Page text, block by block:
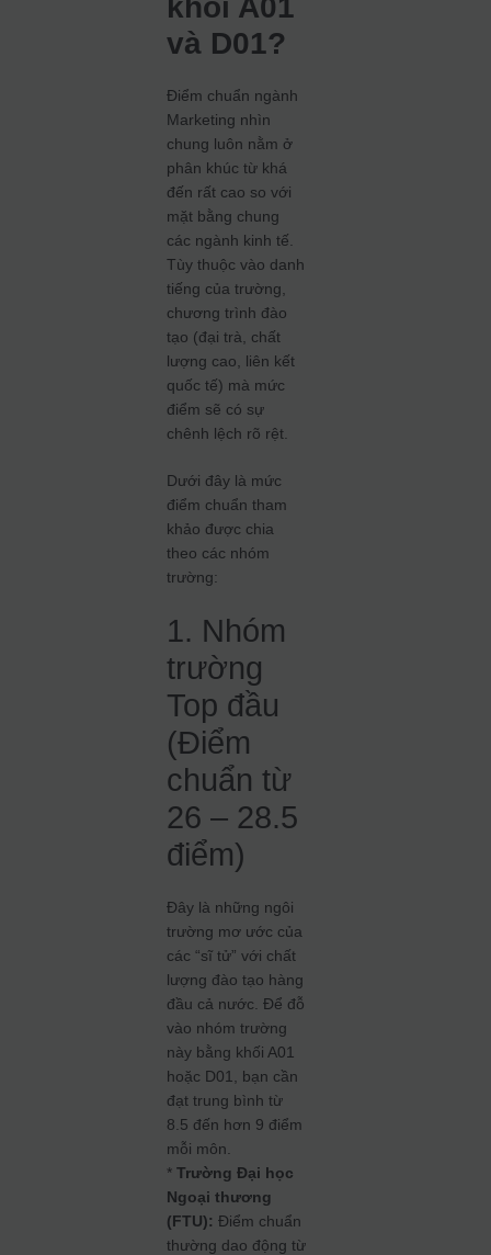
khối A01
và D01?
Điểm chuẩn ngành
Marketing nhìn
chung luôn nằm ở
phân khúc từ khá
đến rất cao so với
mặt bằng chung
các ngành kinh tế.
Tùy thuộc vào danh
tiếng của trường,
chương trình đào
tạo (đại trà, chất
lượng cao, liên kết
quốc tế) mà mức
điểm sẽ có sự
chênh lệch rõ rệt.
Dưới đây là mức
điểm chuẩn tham
khảo được chia
theo các nhóm
trường:
1. Nhóm
trường
Top đầu
(Điểm
chuẩn từ
26 – 28.5
điểm)
Đây là những ngôi
trường mơ ước của
các “sĩ tử” với chất
lượng đào tạo hàng
đầu cả nước. Để đỗ
vào nhóm trường
này bằng khối A01
hoặc D01, bạn cần
đạt trung bình từ
8.5 đến hơn 9 điểm
mỗi môn.
*Trường Đại học
Ngoại thương
(FTU): Điểm chuẩn
thường dao động từ